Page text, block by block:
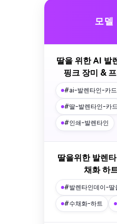
모델
딸을 위한 AI 발
핑크 장미 &
#ai-발렌타인-카드
#딸-발렌타인-카드
#인쇄-발렌타인
딸을위한 발렌
채화 하
#발렌타인데이-딸
#수채화-하트